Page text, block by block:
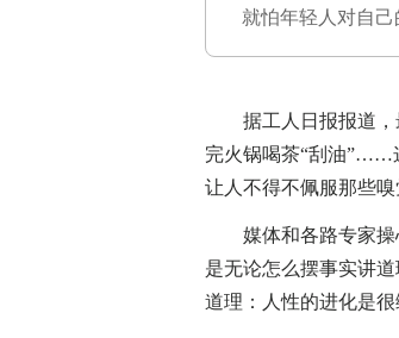
就怕年轻人对自己
据工人日报报道，
完火锅喝茶“刮油”……
让人不得不佩服那些
媒体和各路专家操
是无论怎么摆事实讲
道理：人性的进化是